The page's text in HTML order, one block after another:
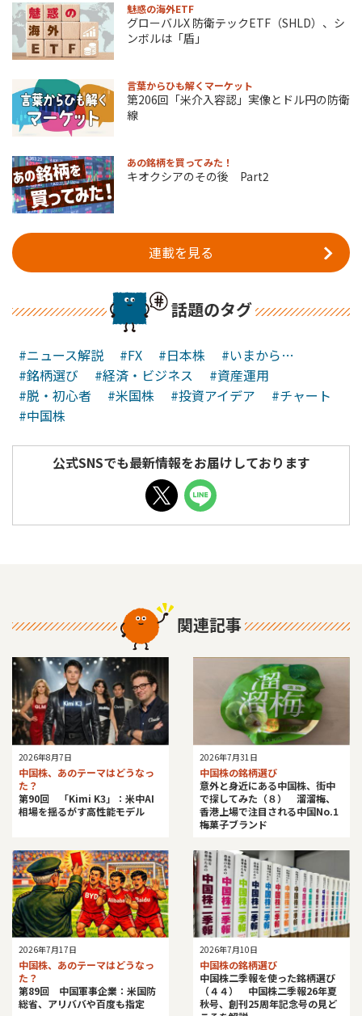
魅惑の海外ETF
グローバルX 防衛テックETF（SHLD）、シ
ンボルは「盾」
言葉からひも解くマーケット
第206回「米介入容認」実像とドル円の防衛
線
あの銘柄を買ってみた！
キオクシアのその後 Part2
連載を見る
話題のタグ
#ニュース解説 #FX #日本株
#いまから…
#銘柄選び
#経済・ビジネス
#資産運用
#脱・初心者
#米国株 #投資アイデア
#チャート
#中国株
公式SNSでも最新情報をお届けしております
関連記事
2026年8月7日
中国株、あのテーマはどうなっ
た？
第90回 「Kimi K3」：米中AI
相場を揺るがす高性能モデル
2026年7月31日
中国株の銘柄選び
意外と身近にある中国株、街中
で探してみた（８） 溜溜梅、
香港上場で注目される中国No.1
梅菓子ブランド
2026年7月17日
中国株、あのテーマはどうなっ
た？
第89回 中国軍事企業：米国防
総省、アリババや百度も指定
2026年7月10日
中国株の銘柄選び
中国株二季報を使った銘柄選び
（４４） 中国株二季報26年夏
秋号、創刊25周年記念号の見ど